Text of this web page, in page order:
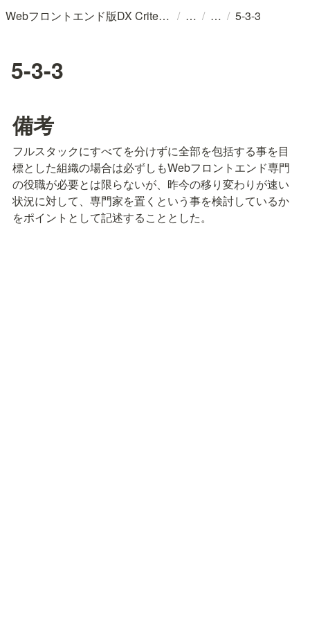
Webフロントエンド版DX Criteria (v202402)/プロダクトのユーザー体験と変化に適応するチームのためのガイドライン / / / 5-3-3
5-3-3
備考
フルスタックにすべてを分けずに全部を包括する事を目
標とした組織の場合は必ずしもWebフロントエンド専門
の役職が必要とは限らないが、昨今の移り変わりが速い
状況に対して、専門家を置くという事を検討しているか
をポイントとして記述することとした。